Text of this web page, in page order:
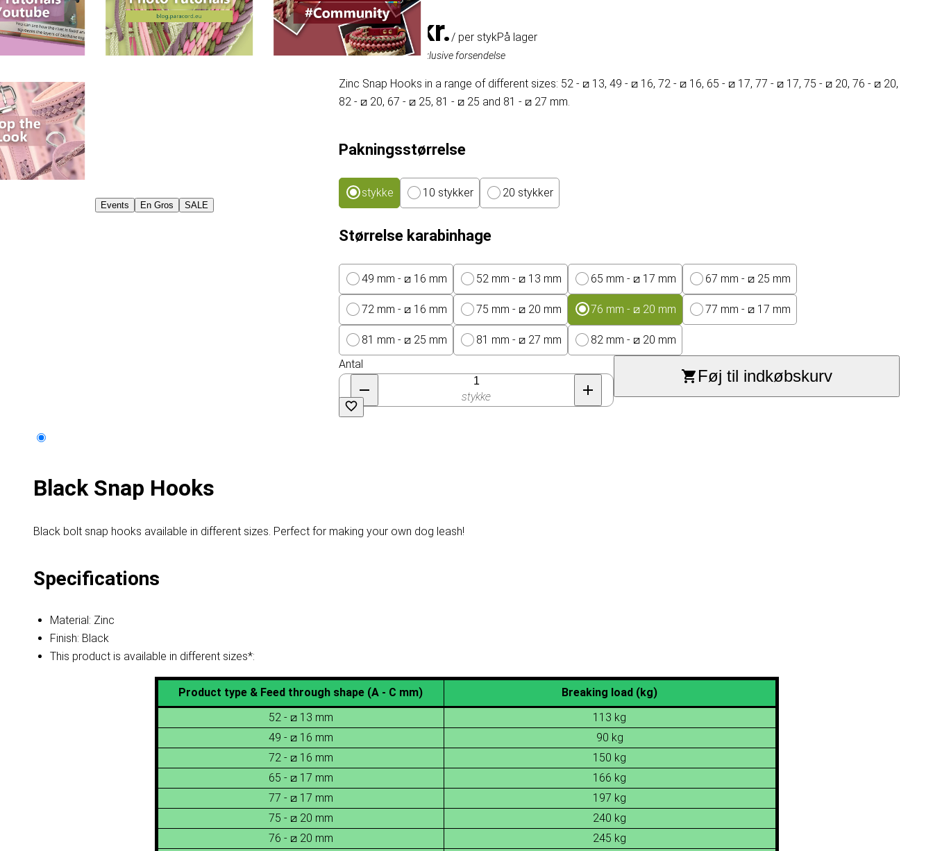
Events En Gros SALE
14,88 kr./ per stykPå lager
Inklusive moms, eksklusive forsendelse
Zinc Snap Hooks in a range of different sizes: 52 - ⧄ 13, 49 - ⧄ 16, 72 - ⧄ 16, 65 - ⧄ 17, 77 - ⧄ 17, 75 - ⧄ 20, 76 - ⧄ 20,
82 - ⧄ 20, 67 - ⧄ 25, 81 - ⧄ 25 and 81 - ⧄ 27 mm.
Pakningsstørrelse
stykke 10 stykker 20 stykker
Størrelse karabinhage
49 mm - ⧄ 16 mm 52 mm - ⧄ 13 mm 65 mm - ⧄ 17 mm 67 mm - ⧄ 25 mm
72 mm - ⧄ 16 mm 75 mm - ⧄ 20 mm 76 mm - ⧄ 20 mm 77 mm - ⧄ 17 mm
81 mm - ⧄ 25 mm 81 mm - ⧄ 27 mm
82 mm - ⧄ 20 mm
Antal
stykke
Føj til indkøbskurv
Black Snap Hooks
Black bolt snap hooks available in different sizes. Perfect for making your own dog leash!
Specifications
Material: Zinc
Finish: Black
This product is available in different sizes*:
Product type & Feed through shape (A - C mm)
Breaking load (kg)
52 - ⧄ 13 mm
113 kg
49 - ⧄ 16 mm
90 kg
72 - ⧄ 16 mm
150 kg
65 - ⧄ 17 mm
166 kg
77 - ⧄ 17 mm
197 kg
75 - ⧄ 20 mm
240 kg
76 - ⧄ 20 mm
245 kg